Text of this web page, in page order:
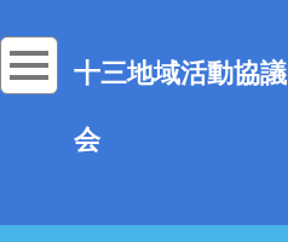
十三地域活動協議
会